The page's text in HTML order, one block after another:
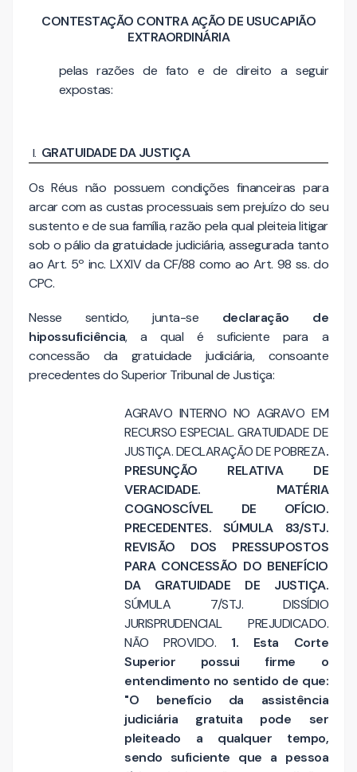
CONTESTAÇÃO CONTRA AÇÃO DE USUCAPIÃO
EXTRAORDINÁRIA
pelas razões de fato e de direito a seguir
expostas:
GRATUIDADE DA JUSTIÇA
Os Réus não possuem condições financeiras para
arcar com as custas processuais sem prejuízo do seu
sustento e de sua família, razão pela qual pleiteia litigar
sob o pálio da gratuidade judiciária, assegurada tanto
ao Art. 5º inc. LXXIV da CF/88 como ao Art. 98 ss. do
CPC.
Nesse sentido, junta-se declaração de
hipossuficiência, a qual é suficiente para a
concessão da gratuidade judiciária, consoante
precedentes do Superior Tribunal de Justiça:
AGRAVO INTERNO NO AGRAVO EM
RECURSO ESPECIAL. GRATUIDADE DE
JUSTIÇA. DECLARAÇÃO DE POBREZA.
PRESUNÇÃO RELATIVA DE
VERACIDADE. MATÉRIA
COGNOSCÍVEL DE OFÍCIO.
PRECEDENTES. SÚMULA 83/STJ.
REVISÃO DOS PRESSUPOSTOS
PARA CONCESSÃO DO BENEFÍCIO
DA GRATUIDADE DE JUSTIÇA.
SÚMULA 7/STJ. DISSÍDIO
JURISPRUDENCIAL PREJUDICADO.
NÃO PROVIDO. 1. Esta Corte
Superior possui firme o
entendimento no sentido de que:
"O benefício da assistência
judiciária gratuita pode ser
pleiteado a qualquer tempo,
sendo suficiente que a pessoa